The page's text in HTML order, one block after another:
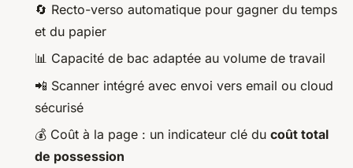
🔄 Recto-verso automatique pour gagner du temps
et du papier
📊 Capacité de bac adaptée au volume de travail
📲 Scanner intégré avec envoi vers email ou cloud
sécurisé
💰 Coût à la page : un indicateur clé du coût total
de possession